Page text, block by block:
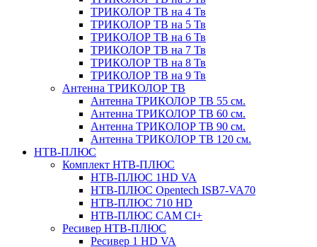
ТРИКОЛОР ТВ на 4 Тв
ТРИКОЛОР ТВ на 5 Тв
ТРИКОЛОР ТВ на 6 Тв
ТРИКОЛОР ТВ на 7 Тв
ТРИКОЛОР ТВ на 8 Тв
ТРИКОЛОР ТВ на 9 Тв
Антенна ТРИКОЛОР ТВ
Антенна ТРИКОЛОР ТВ 55 см.
Антенна ТРИКОЛОР ТВ 60 см.
Антенна ТРИКОЛОР ТВ 90 см.
Антенна ТРИКОЛОР ТВ 120 см.
НТВ-ПЛЮС
Комплект НТВ-ПЛЮС
НТВ-ПЛЮС 1HD VA
НТВ-ПЛЮС Opentech ISB7-VA70
НТВ-ПЛЮС 710 HD
НТВ-ПЛЮС CAM CI+
Ресивер НТВ-ПЛЮС
Ресивер 1 HD VA